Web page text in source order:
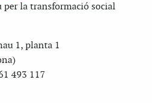
per la transformació social
1, planta 1
493 117